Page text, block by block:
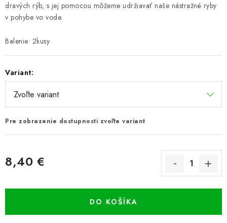
dravých rýb, s jej pomocou môžeme udržiavať naše nástražné ryby
v pohybe vo vode.
Balenie: 2kusy
Variant:
Pre zobrazenie dostupnosti zvoľte variant
8,40 €
DO KOŠÍKA